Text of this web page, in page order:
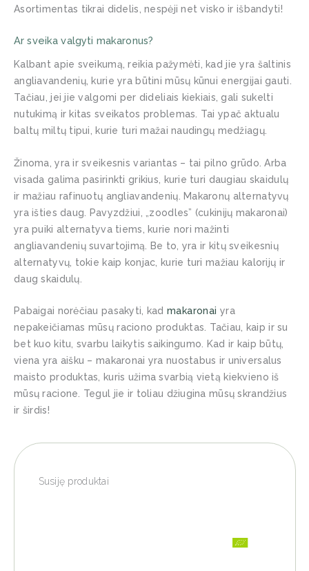
Asortimentas tikrai didelis, nespėji net visko ir išbandyti!
Ar sveika valgyti makaronus?
Kalbant apie sveikumą, reikia pažymėti, kad jie yra šaltinis
angliavandenių, kurie yra būtini mūsų kūnui energijai gauti.
Tačiau, jei jie valgomi per dideliais kiekiais, gali sukelti
nutukimą ir kitas sveikatos problemas. Tai ypač aktualu
baltų miltų tipui, kurie turi mažai naudingų medžiagų.
Žinoma, yra ir sveikesnis variantas – tai pilno grūdo. Arba
visada galima pasirinkti grikius, kurie turi daugiau skaidulų
ir mažiau rafinuotų angliavandenių. Makaronų alternatyvų
yra išties daug. Pavyzdžiui, „zoodles” (cukinijų makaronai)
yra puiki alternatyva tiems, kurie nori mažinti
angliavandenių suvartojimą. Be to, yra ir kitų sveikesnių
alternatyvų, tokie kaip konjac, kurie turi mažiau kalorijų ir
daug skaidulų.
Pabaigai norėčiau pasakyti, kad makaronai yra
nepakeičiamas mūsų raciono produktas. Tačiau, kaip ir su
bet kuo kitu, svarbu laikytis saikingumo. Kad ir kaip būtų,
viena yra aišku – makaronai yra nuostabus ir universalus
maisto produktas, kuris užima svarbią vietą kiekvieno iš
mūsų racione. Tegul jie ir toliau džiugina mūsų skrandžius
ir širdis!
Susiję produktai